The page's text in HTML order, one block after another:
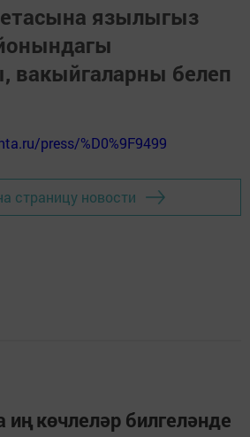
язылыгыз
вакыйгаларны белеп
press/%D0%9F9499
страницу новости
иң көчлеләр билгеләнде